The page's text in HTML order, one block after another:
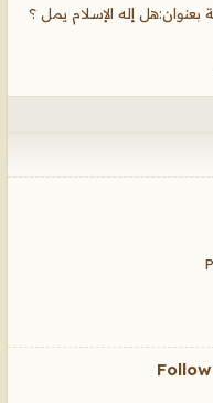
بعنوان:هل إله الإسلام يمل ؟